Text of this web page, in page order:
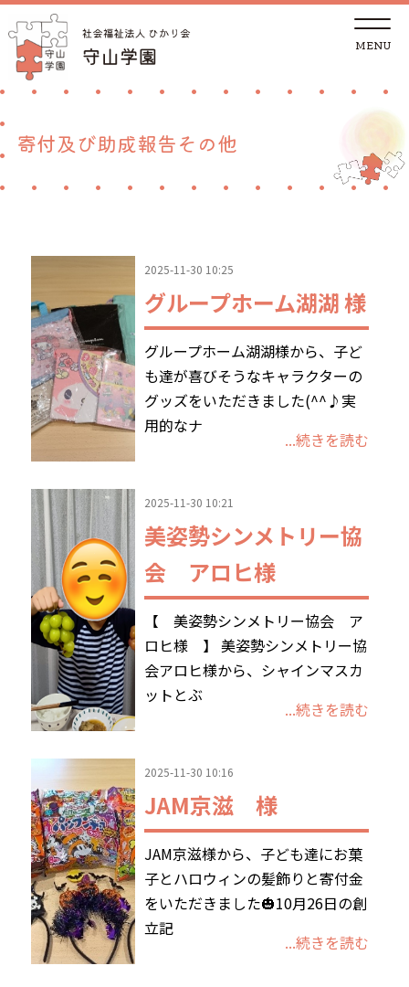
t
g
g
a
トップページ
児童養護施設
里親支援センターしが 湖南支部
ご支援
採用情報
寄付及び助成報告その他
2025-11-30 10:25
グループホーム湖湖 様
グループホーム湖湖様から、子ど
も達が喜びそうなキャラクターの
グッズをいただきました(^^♪実
用的なナ
...続きを読む
2025-11-30 10:21
美姿勢シンメトリー協
会 アロヒ様
【 美姿勢シンメトリー協会 ア
ロヒ様 】 美姿勢シンメトリー協
会アロヒ様から、シャインマスカ
ットとぶ
...続きを読む
2025-11-30 10:16
JAM京滋 様
JAM京滋様から、子ども達にお菓
子とハロウィンの髪飾りと寄付金
をいただきました🎃10月26日の創
立記
...続きを読む